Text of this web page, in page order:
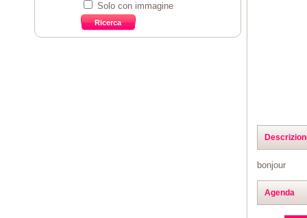
bonjour
Agenda
Solo con immagine